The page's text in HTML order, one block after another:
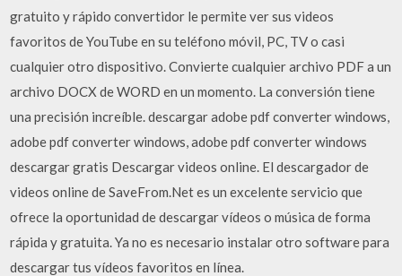
gratuito y rápido convertidor le permite ver sus videos
favoritos de YouTube en su teléfono móvil, PC, TV o casi
cualquier otro dispositivo. Convierte cualquier archivo PDF a un
archivo DOCX de WORD en un momento. La conversión tiene
una precisión increíble. descargar adobe pdf converter windows,
adobe pdf converter windows, adobe pdf converter windows
descargar gratis Descargar videos online. El descargador de
videos online de SaveFrom.Net es un excelente servicio que
ofrece la oportunidad de descargar vídeos o música de forma
rápida y gratuita. Ya no es necesario instalar otro software para
descargar tus vídeos favoritos en línea.